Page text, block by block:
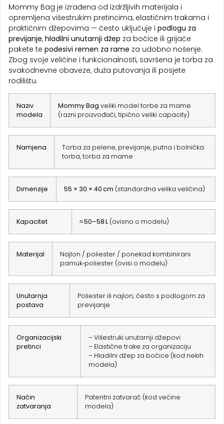
Mommy Bag je izrađena od izdržljivih materijala i
opremljena višestrukim pretincima, elastičnim trakama i
praktičnim džepovima — često uključuje i podlogu za
previjanje, hladilni unutarnji džep za bočice ili grijaće
pakete te podesivi remen za rame za udobno nošenje.
Zbog svoje veličine i funkcionalnosti, savršena je torba za
svakodnevne obaveze, duža putovanja ili posjete
rodilištu.
Naziv
modela
Mommy Bag veliki model torbe za mame
(razni proizvođači, tipično veliki capacity)
Namjena
Torba za pelene, previjanje, putna i bolnička
torba, torba za mame
Dimenzije 55 × 30 × 40 cm (standardna velika veličina)
Kapacitet ≈ 50–58 L (ovisno o modelu)
Materijal
Najlon / poliester / ponekad kombinirani
pamuk‑poliester (ovisi o modelu)
Unutarnja
postava
Poliester ili najlon; često s podlogom za
previjanje
Organizacijski
pretinci
– Višestruki unutarnji džepovi
– Elastične trake za organizaciju
– Hladilni džep za bočice (kod nekih
modela)
Način
zatvaranja
Patentni zatvarač (kod većine
modela)